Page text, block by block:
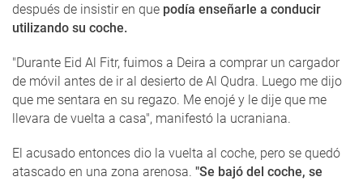
después de insistir en que podía enseñarle a conducir
utilizando su coche.
"Durante Eid Al Fitr, fuimos a Deira a comprar un cargador
de móvil antes de ir al desierto de Al Qudra. Luego me dijo
que me sentara en su regazo. Me enojé y le dije que me
llevara de vuelta a casa", manifestó la ucraniana.
El acusado entonces dio la vuelta al coche, pero se quedó
atascado en una zona arenosa. "Se bajó del coche, se